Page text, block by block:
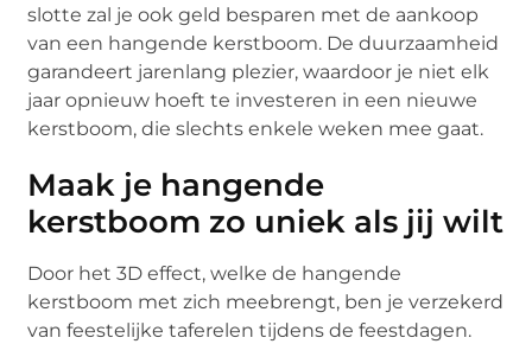
slotte zal je ook geld besparen met de aankoop
van een hangende kerstboom. De duurzaamheid
garandeert jarenlang plezier, waardoor je niet elk
jaar opnieuw hoeft te investeren in een nieuwe
kerstboom, die slechts enkele weken mee gaat.
Maak je hangende
kerstboom zo uniek als jij wilt
Door het 3D effect, welke de hangende
kerstboom met zich meebrengt, ben je verzekerd
van feestelijke taferelen tijdens de feestdagen.